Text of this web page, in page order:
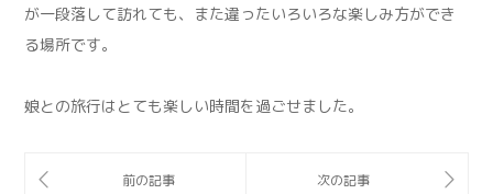
が一段落して訪れても、また違ったいろいろな楽しみ方ができ
る場所です。
娘との旅行はとても楽しい時間を過ごせました。